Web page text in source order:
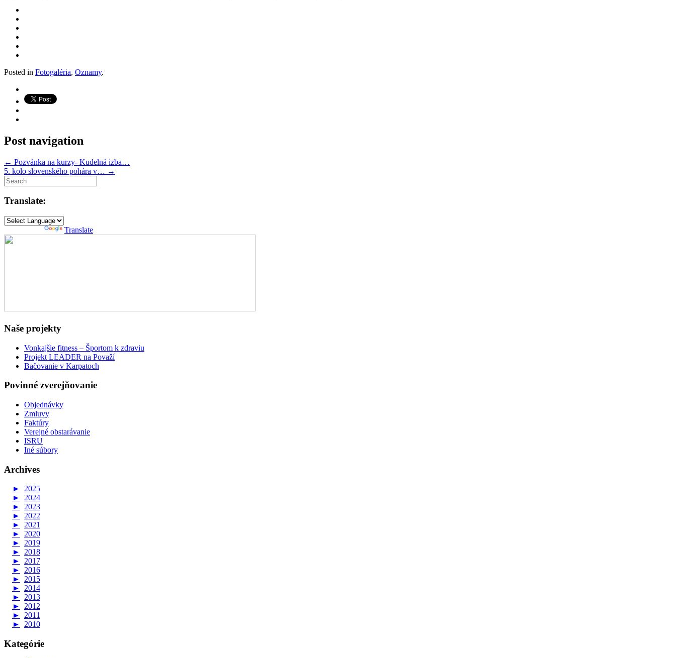
Posted in Fotogaléria, Oznamy.
Post navigation
← Pozvánka na kurzy- Kudelná izba…
5. kolo slovenského pohára v… →
Translate:
Translate
Naše projekty
Vonkajšie fitness – Športom k zdraviu
Projekt LEADER na Považí
Bačovanie v Karpatoch
Povinné zverejňovanie
Objednávky
Zmluvy
Faktúry
Verejné obstarávanie
ISRU
Iné súbory
Archives
►
2025
►
2024
►
2023
►
2022
►
2021
►
2020
►
2019
►
2018
►
2017
►
2016
►
2015
►
2014
►
2013
►
2012
►
2011
►
2010
Kategórie